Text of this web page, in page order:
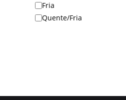
Fria
Quente/Fria